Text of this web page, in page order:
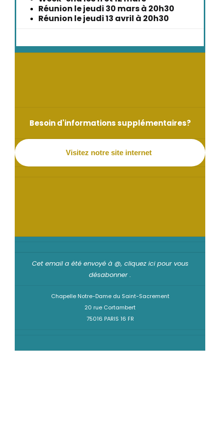
Réunion le jeudi 30 mars à 20h30
Réunion le jeudi 13 avril à 20h30
Besoin d'informations supplémentaires?
Visitez notre site internet
Cet email a été envoyé à @, cliquez ici pour vous
désabonner .
Chapelle Notre-Dame du Saint-Sacrement
20 rue Cortambert
75016 PARIS 16 FR